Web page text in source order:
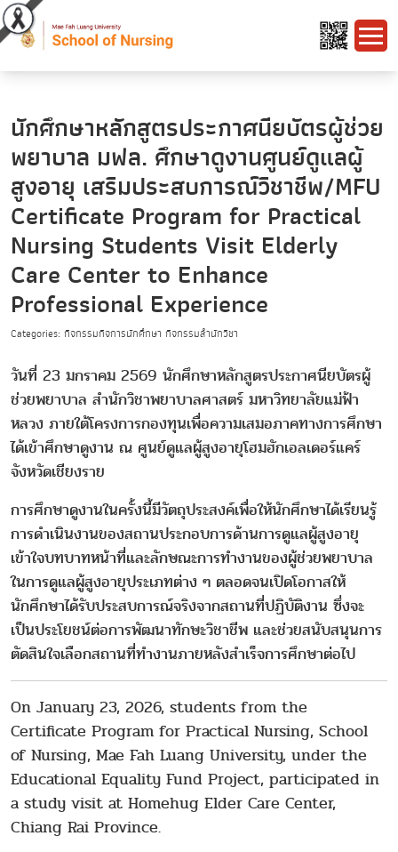
นักศึกษาหลักสูตรประกาศนียบัตรผู้ช่วย
พยาบาล มฟล. ศึกษาดูงานศูนย์ดูแลผู้
สูงอายุ เสริมประสบการณ์วิชาชีพ/MFU
Certificate Program for Practical
Nursing Students Visit Elderly
Care Center to Enhance
Professional Experience
Categories: กิจกรรมกิจการนักศึกษา กิจกรรมสำนักวิชา
วันที่ 23 มกราคม 2569 นักศึกษาหลักสูตรประกาศนียบัตรผู้
ช่วยพยาบาล สำนักวิชาพยาบาลศาสตร์ มหาวิทยาลัยแม่ฟ้า
หลวง ภายใต้โครงการกองทุนเพื่อความเสมอภาคทางการศึกษา
ได้เข้าศึกษาดูงาน ณ ศูนย์ดูแลผู้สูงอายุโฮมฮักเอลเดอร์แคร์
จังหวัดเชียงราย
การศึกษาดูงานในครั้งนี้มีวัตถุประสงค์เพื่อให้นักศึกษาได้เรียนรู้
การดำเนินงานของสถานประกอบการด้านการดูแลผู้สูงอายุ
เข้าใจบทบาทหน้าที่และลักษณะการทำงานของผู้ช่วยพยาบาล
ในการดูแลผู้สูงอายุประเภทต่าง ๆ ตลอดจนเปิดโอกาสให้
นักศึกษาได้รับประสบการณ์จริงจากสถานที่ปฏิบัติงาน ซึ่งจะ
เป็นประโยชน์ต่อการพัฒนาทักษะวิชาชีพ และช่วยสนับสนุนการ
ตัดสินใจเลือกสถานที่ทำงานภายหลังสำเร็จการศึกษาต่อไป
On January 23, 2026, students from the
Certificate Program for Practical Nursing, School
of Nursing, Mae Fah Luang University, under the
Educational Equality Fund Project, participated in
a study visit at Homehug Elder Care Center,
Chiang Rai Province.